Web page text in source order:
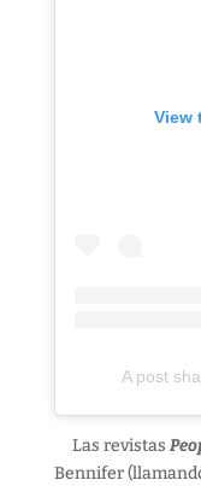
View
A post
Las revistas
Bennifer